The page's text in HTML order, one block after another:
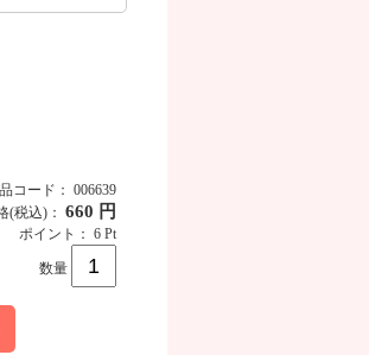
コード： 006639
(税込)： 660 円
ポイント： 6 Pt
数量